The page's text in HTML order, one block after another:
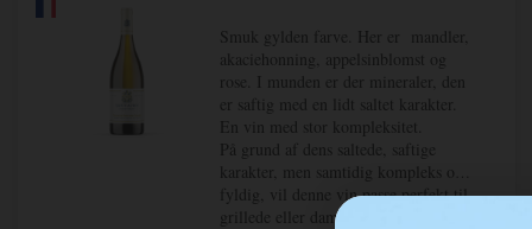
Smuk gylden farve. Her er mandler,
akaciehonning, appelsinblomst og
rose. I munden er der mineraler, den
er saftig med en lidt saltet karakter.
En vin med stor kompleksitet.
På grund af dens saltede, saftige
karakter, men samtidig kompleks og
fyldig, vil denne vin passe perfekt til
grillede eller dampet fisk (havbras,